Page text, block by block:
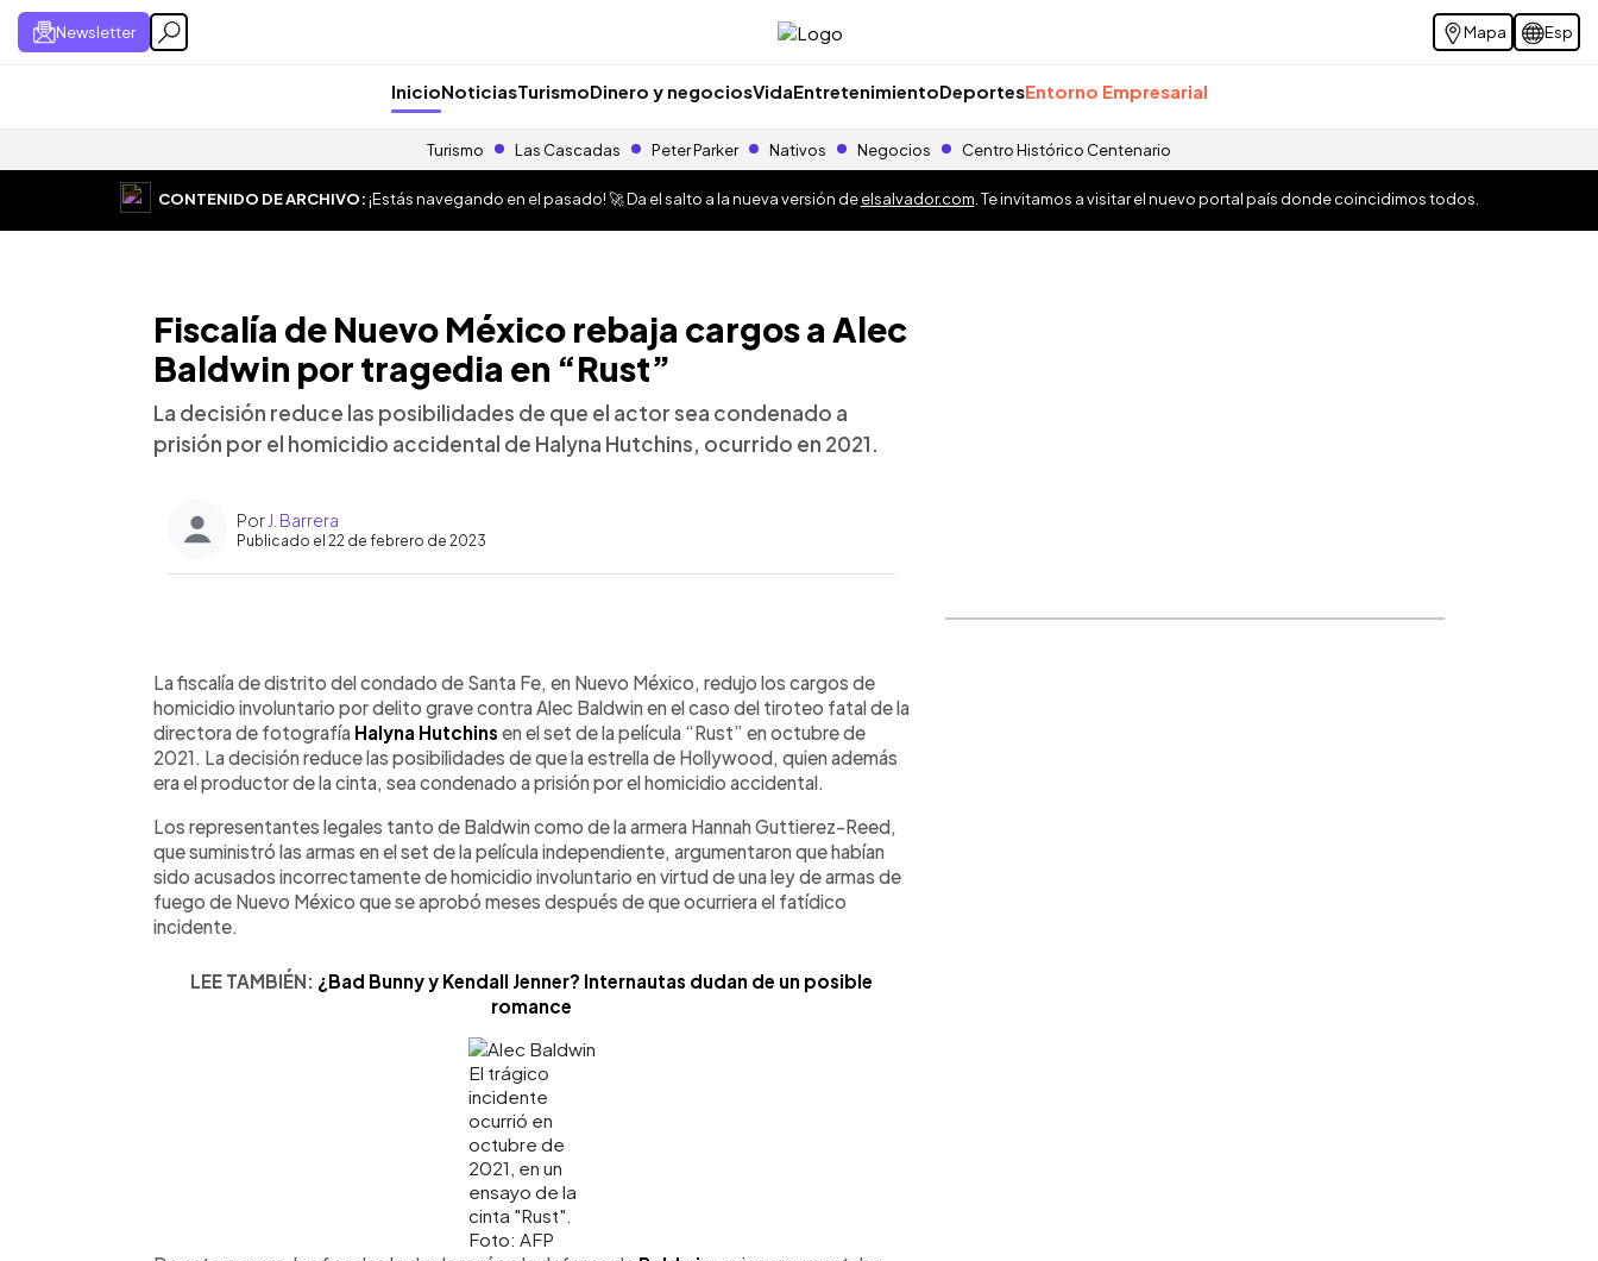
Newsletter Mapa Esp
InicioNoticiasTurismoDinero y negociosVidaEntretenimientoDeportesEntorno Empresarial
Turismo Las Cascadas Peter Parker Nativos Negocios Centro Histórico Centenario
CONTENIDO DE ARCHIVO:¡Estás navegando en el pasado! 🚀 Da el salto a la nueva versión deelsalvador.com . Te invitamos a visitar el nuevo portal país donde coincidimos todos.
Fiscalía de Nuevo México rebaja cargos a Alec
Baldwin por tragedia en “Rust”
La decisión reduce las posibilidades de que el actor sea condenado a
prisión por el homicidio accidental de Halyna Hutchins, ocurrido en 2021.
Por J. Barrera
Publicado el 22 de febrero de 2023
► Escuchar artículo
La fiscalía de distrito del condado de Santa Fe, en Nuevo México, redujo los cargos de
homicidio involuntario por delito grave contra Alec Baldwin en el caso del tiroteo fatal de la
directora de fotografía Halyna Hutchins en el set de la película “Rust” en octubre de
2021. La decisión reduce las posibilidades de que la estrella de Hollywood, quien además
era el productor de la cinta, sea condenado a prisión por el homicidio accidental.
Los representantes legales tanto de Baldwin como de la armera Hannah Guttierez-Reed,
que suministró las armas en el set de la película independiente, argumentaron que habían
sido acusados incorrectamente de homicidio involuntario en virtud de una ley de armas de
fuego de Nuevo México que se aprobó meses después de que ocurriera el fatídico
incidente.
LEE TAMBIÉN: ¿Bad Bunny y Kendall Jenner? Internautas dudan de un posible
romance
El trágico
incidente
ocurrió en
octubre de
2021, en un
ensayo de la
cinta "Rust".
Foto: AFP